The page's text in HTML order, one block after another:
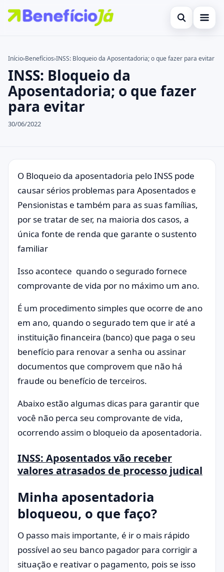
Abrir busca
Cartões de Crédito
Benefícios
Atualidades Econômicas
Buscar no site
Buscar por:
Pressione Enter para buscar ou ESC para fechar.
Início›Benefícios›INSS: Bloqueio da Aposentadoria; o que fazer para evitar
INSS: Bloqueio da
Aposentadoria; o que fazer
para evitar
30/06/2022
O Bloqueio da aposentadoria pelo INSS pode
causar sérios problemas para Aposentados e
Pensionistas e também para as suas famílias,
por se tratar de ser, na maioria dos casos, a
única fonte de renda que garante o sustento
familiar
Isso acontece quando o segurado fornece
comprovante de vida por no máximo um ano.
É um procedimento simples que ocorre de ano
em ano, quando o segurado tem que ir até a
instituição financeira (banco) que paga o seu
benefício para renovar a senha ou assinar
documentos que comprovem que não há
fraude ou benefício de terceiros.
Abaixo estão algumas dicas para garantir que
você não perca seu comprovante de vida,
ocorrendo assim o bloqueio da aposentadoria.
INSS: Aposentados vão receber
valores atrasados de processo judical
Minha aposentadoria
bloqueou, o que faço?
O passo mais importante, é ir o mais rápido
possível ao seu banco pagador para corrigir a
situação e reativar o pagamento, pois se isso